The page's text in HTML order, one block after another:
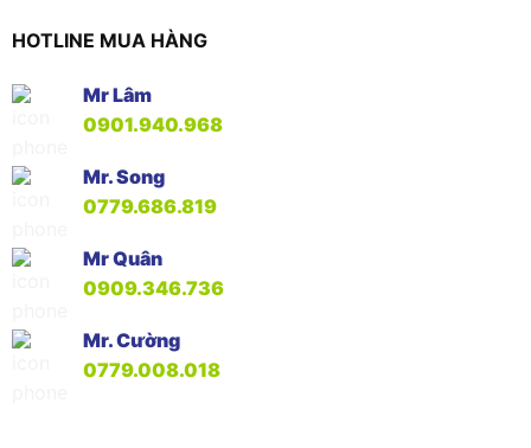
HOTLINE MUA HÀNG
Mr Lâm
0901.940.968
Mr. Song
0779.686.819
Mr Quân
0909.346.736
Mr. Cường
0779.008.018